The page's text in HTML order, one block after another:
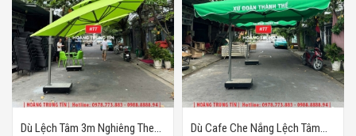
Dù Lệch Tâm 3m Nghiêng Theo
Dù Cafe Che Nắng Lệch Tâm